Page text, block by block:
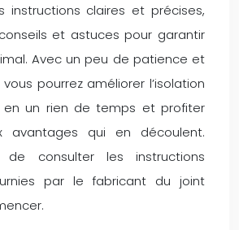
instructions claires et précises,
et astuces pour garantir
Avec un peu de patience et
pourrez améliorer l’isolation
un rien de temps et profiter
avantages qui en découlent.
de consulter les instructions
par le fabricant du joint